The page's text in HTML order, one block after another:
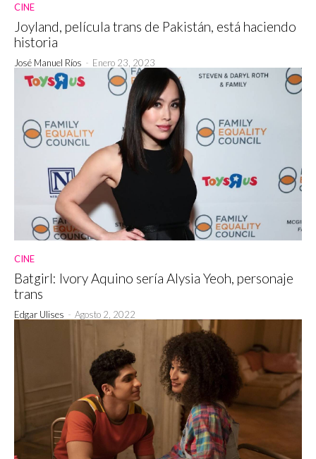
CINE
Joyland, película trans de Pakistán, está haciendo
historia
José Manuel Ríos - Enero 23, 2023
CINE
Batgirl: Ivory Aquino sería Alysia Yeoh, personaje
trans
Edgar Ulises - Agosto 2, 2022